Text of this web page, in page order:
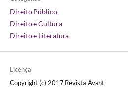
Direito Público
Direito e Cultura
Direito e Literatura
Licença
Copyright (c) 2017 Revista Avant